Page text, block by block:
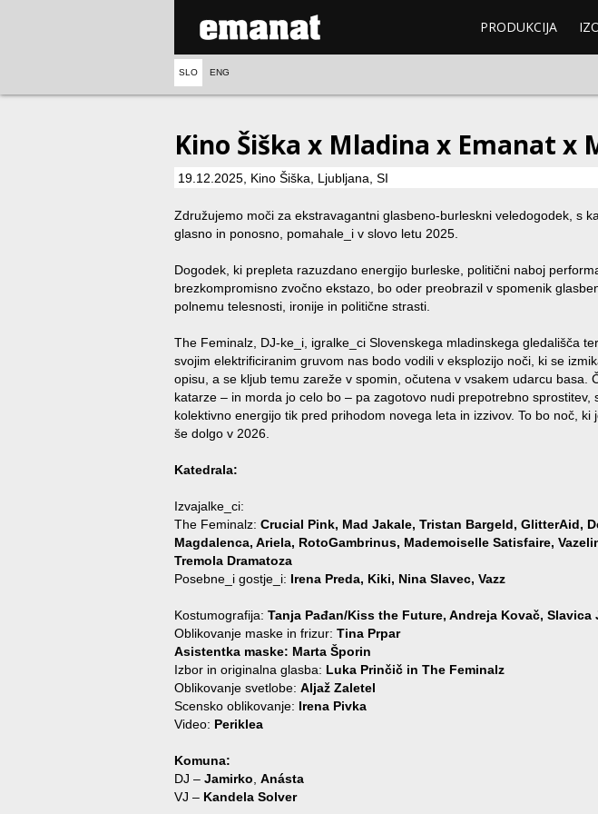
PRODUKCIJA
SLO ENG
Kino Šiška x Mladina x Emanat x
19.12.2025, Kino Šiška, Ljubljana, SI
Združujemo moči za ekstravagantni glasbeno-burleskni veledogodek, s
glasno in ponosno, pomahale_i v slovo letu 2025.
Dogodek, ki prepleta razuzdano energijo burleske, politični naboj
brezkompromisno zvočno ekstazo, bo oder preobrazil v spomenik
polnemu telesnosti, ironije in politične strasti.
The Feminalz, DJ-ke_i, igralke_ci Slovenskega mladinskega gledališča
svojim elektrificiranim gruvom nas bodo vodili v eksplozijo noči, ki se
opisu, a se kljub temu zareže v spomin, očutena v vsakem udarcu basa.
katarze – in morda jo celo bo – pa zagotovo nudi prepotrebno sprostitev,
kolektivno energijo tik pred prihodom novega leta in izzivov. To bo noč, ki
še dolgo v 2026.
Katedrala:
Izvajalke_ci:
The Feminalz: Crucial Pink, Mad Jakale, Tristan Bargeld, GlitterAid,
Magdalenca, Ariela, RotoGambrinus, Mademoiselle Satisfaire,
Tremola Dramatoza
Posebne_i gostje_i: Irena Preda, Kiki, Nina Slavec, Vazz
Kostumografija: Tanja Pađan/Kiss the Future, Andreja Kovač, Slavica
Oblikovanje maske in frizur: Tina Prpar
Asistentka maske: Marta Šporin
Izbor in originalna glasba: Luka Prinčič in The Feminalz
Oblikovanje svetlobe: Aljaž Zaletel
Scensko oblikovanje: Irena Pivka
Video: Periklea
Komuna:
DJ – Jamirko, Anásta
VJ – Kandela Solver